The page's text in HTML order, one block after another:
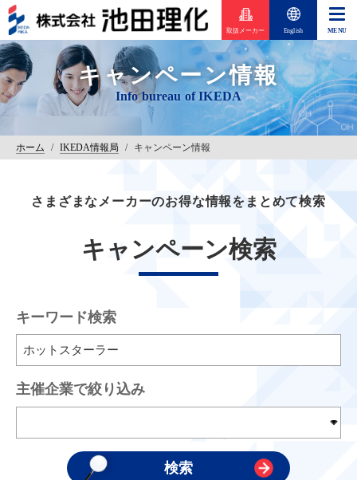
取扱メーカー English
キャンペーン情報
ホーム / IKEDA情報局 / キャンペーン情報
さまざまなメーカーのお得な情報をまとめて検索
キャンペーン検索
キーワード検索
主催企業で絞り込み